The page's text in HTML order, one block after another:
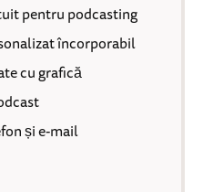
pentru podcasting
încorporabil
cu grafică
și e-mail